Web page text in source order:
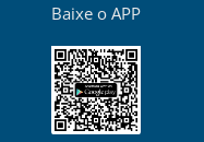
Baixe o APP